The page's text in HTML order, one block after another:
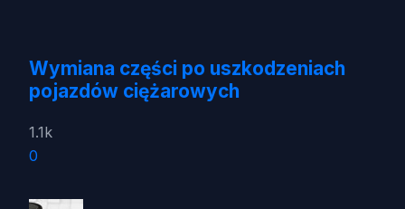
Wymiana części po uszkodzeniach
pojazdów ciężarowych
1.1k
0